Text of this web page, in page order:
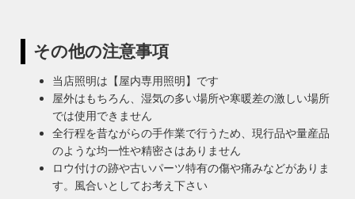
その他の注意事項
当店照明は【屋内専用照明】です
屋外はもちろん、湿気の多い場所や寒暖差の激しい場所
では使用できません
全行程を昔ながらの手作業で行うため、現行品や量産品
のような均一性や精密さはありません
ロウ付けの跡や古いパーツ特有の傷や痛みなどがありま
す。風合いとしてお考え下さい